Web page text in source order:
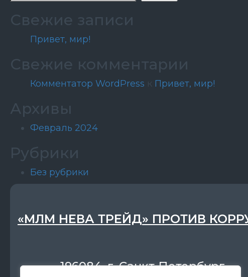
Свежие записи
Привет, мир!
Свежие комментарии
Комментатор WordPress к Привет, мир!
Архивы
Февраль 2024
Рубрики
Без рубрики
«МЛМ НЕВА ТРЕЙД» ПРОТИВ
196084, г. Санкт-Петербург,